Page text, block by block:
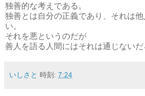
独善的な考えである。
独善とは自分の正義であり、それは
い。
それを悪というのだが
善人を語る人間にはそれは通じないだ
いしさと 時刻: 7:24